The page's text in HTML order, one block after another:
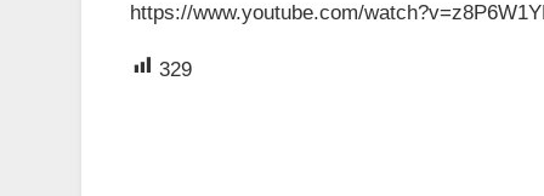
https://www.youtube.com/
329